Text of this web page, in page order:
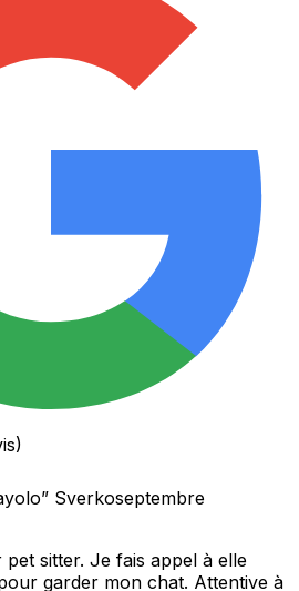
Sverkoseptembre
sitter. Je fais appel à elle
garder mon chat. Attentive à